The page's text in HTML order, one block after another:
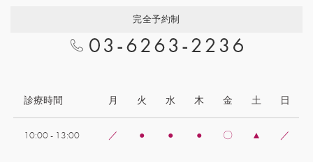
完全予約制
診療時間 月 火 水 木 金 土 日
10:00 - 13:00 ／ ● ● ● 〇 ▲ ／